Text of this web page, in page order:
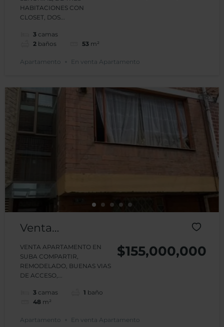
Toberín
Señorial
HABITACIONES CON
CLOSET, DOS...
3 camas
2 baños 53 m²
Apartamento En venta Apartamento
Venta
Apartamento
Suba Compartir
VENTA APARTAMENTO EN
SUBA COMPARTIR,
REMODELADO, BUENAS VIAS
DE ACCESO,...
3 camas 1 baño
48 m²
$155,000,000
Apartamento En venta Apartamento